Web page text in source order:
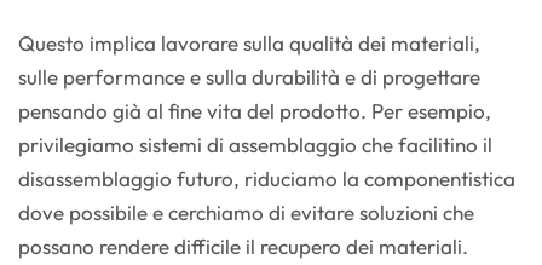
Questo implica lavorare sulla qualità dei materiali,
sulle performance e sulla durabilità e di progettare
pensando già al fine vita del prodotto. Per esempio,
privilegiamo sistemi di assemblaggio che facilitino il
disassemblaggio futuro, riduciamo la componentistica
dove possibile e cerchiamo di evitare soluzioni che
possano rendere difficile il recupero dei materiali.